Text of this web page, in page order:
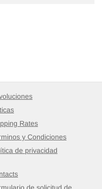
Rates
y Condiciones
de privacidad